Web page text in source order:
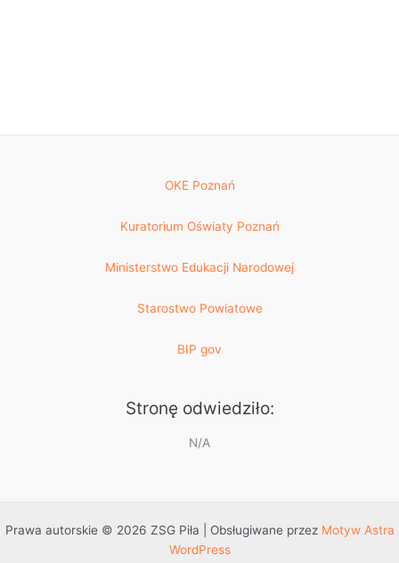
OKE Poznań
Kuratorium Oświaty Poznań
Ministerstwo Edukacji Narodowej
Starostwo Powiatowe
BIP gov
Stronę odwiedziło:
N/A
Prawa autorskie © 2026 ZSG Piła | Obsługiwane przez Motyw Astra
WordPress